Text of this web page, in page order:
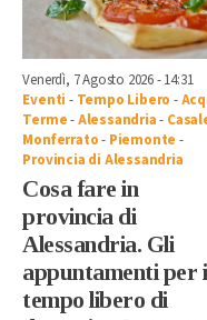
Venerdì, 7 Agosto 2026 - 14:31
Eventi - Tempo Libero -
Terme-Alessandria-
Monferrato- Piemonte -
Provincia di Alessandria
Cosa fare in
provincia di
Alessandria. Gli
appuntamenti per
tempo libero di